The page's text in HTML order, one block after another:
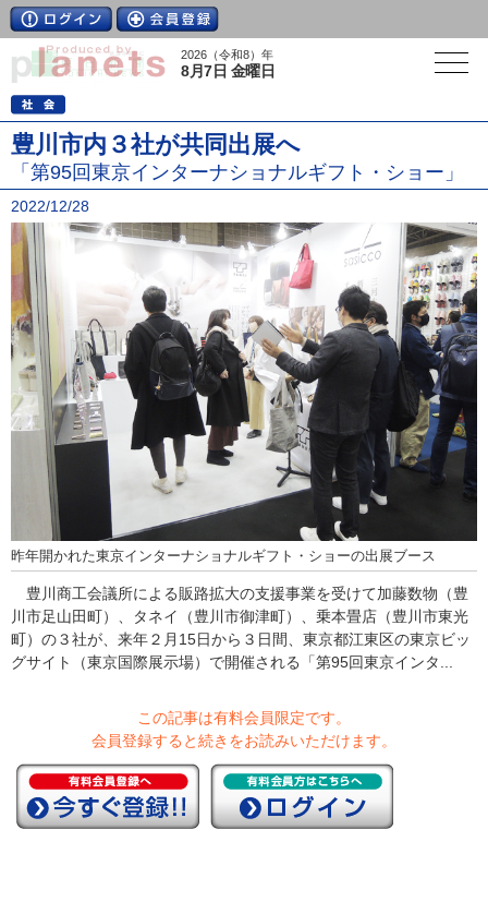
2026（令和8）年
8月7日 金曜日
豊川市内３社が共同出展へ
「第95回東京インターナショナルギフト・ショー」
2022/12/28
昨年開かれた東京インターナショナルギフト・ショーの出展ブース
豊川商工会議所による販路拡大の支援事業を受けて加藤数物（豊
川市足山田町）、タネイ（豊川市御津町）、乗本畳店（豊川市東光
町）の３社が、来年２月15日から３日間、東京都江東区の東京ビッ
グサイト（東京国際展示場）で開催される「第95回東京インタ...
この記事は有料会員限定です。
会員登録すると続きをお読みいただけます。